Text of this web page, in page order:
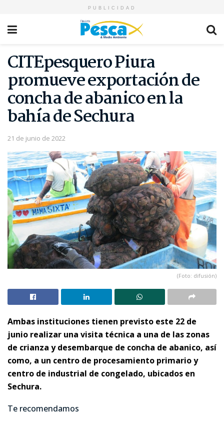
PUBLICIDAD
CITEpesquero Piura
promueve exportación de
concha de abanico en la
bahía de Sechura
21 de junio de 2022
(Foto: difusión)
Ambas instituciones tienen previsto este 22 de
junio realizar una visita técnica a una de las zonas
de crianza y desembarque de concha de abanico, así
como, a un centro de procesamiento primario y
centro de industrial de congelado, ubicados en
Sechura.
Te recomendamos